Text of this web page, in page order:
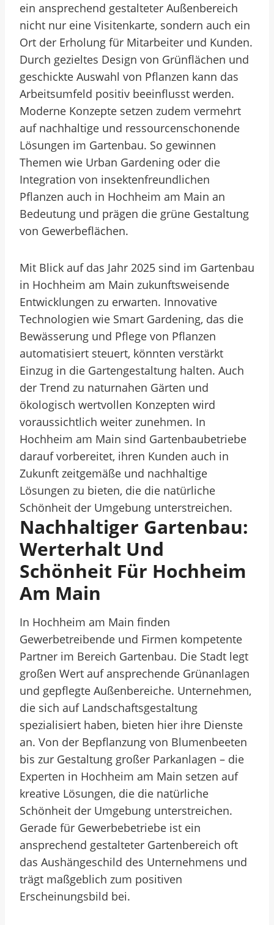
ein ansprechend gestalteter Außenbereich
nicht nur eine Visitenkarte, sondern auch ein
Ort der Erholung für Mitarbeiter und Kunden.
Durch gezieltes Design von Grünflächen und
geschickte Auswahl von Pflanzen kann das
Arbeitsumfeld positiv beeinflusst werden.
Moderne Konzepte setzen zudem vermehrt
auf nachhaltige und ressourcenschonende
Lösungen im Gartenbau. So gewinnen
Themen wie Urban Gardening oder die
Integration von insektenfreundlichen
Pflanzen auch in Hochheim am Main an
Bedeutung und prägen die grüne Gestaltung
von Gewerbeflächen.
Mit Blick auf das Jahr 2025 sind im Gartenbau
in Hochheim am Main zukunftsweisende
Entwicklungen zu erwarten. Innovative
Technologien wie Smart Gardening, das die
Bewässerung und Pflege von Pflanzen
automatisiert steuert, könnten verstärkt
Einzug in die Gartengestaltung halten. Auch
der Trend zu naturnahen Gärten und
ökologisch wertvollen Konzepten wird
voraussichtlich weiter zunehmen. In
Hochheim am Main sind Gartenbaubetriebe
darauf vorbereitet, ihren Kunden auch in
Zukunft zeitgemäße und nachhaltige
Lösungen zu bieten, die die natürliche
Schönheit der Umgebung unterstreichen.
Nachhaltiger Gartenbau:
Werterhalt Und
Schönheit Für Hochheim
Am Main
In Hochheim am Main finden
Gewerbetreibende und Firmen kompetente
Partner im Bereich Gartenbau. Die Stadt legt
großen Wert auf ansprechende Grünanlagen
und gepflegte Außenbereiche. Unternehmen,
die sich auf Landschaftsgestaltung
spezialisiert haben, bieten hier ihre Dienste
an. Von der Bepflanzung von Blumenbeeten
bis zur Gestaltung großer Parkanlagen – die
Experten in Hochheim am Main setzen auf
kreative Lösungen, die die natürliche
Schönheit der Umgebung unterstreichen.
Gerade für Gewerbebetriebe ist ein
ansprechend gestalteter Gartenbereich oft
das Aushängeschild des Unternehmens und
trägt maßgeblich zum positiven
Erscheinungsbild bei.